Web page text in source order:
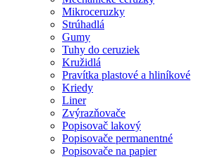
Mikroceruzky
Strúhadlá
Gumy
Tuhy do ceruziek
Kružidlá
Pravítka plastové a hliníkové
Kriedy
Liner
Zvýrazňovače
Popisovač lakový
Popisovače permanentné
Popisovače na papier